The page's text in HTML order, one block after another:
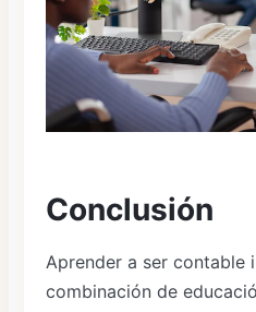
Conclusión
Aprender a ser contable
combinación de